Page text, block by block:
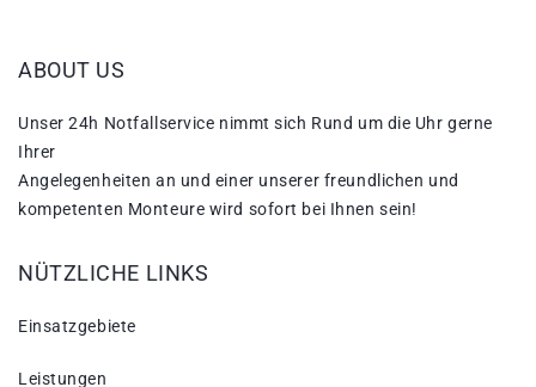
ABOUT US
Unser 24h Notfallservice nimmt sich Rund um die Uhr gerne
Ihrer
Angelegenheiten an und einer unserer freundlichen und
kompetenten Monteure wird sofort bei Ihnen sein!
NÜTZLICHE LINKS
Einsatzgebiete
Leistungen